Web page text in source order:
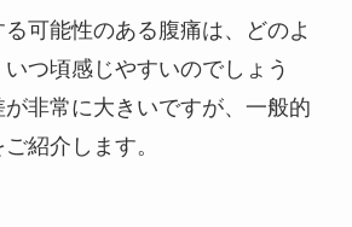
可能性のある腹痛は、どのよ
つ頃感じやすいのでしょう
非常に大きいですが、一般的
紹介します。